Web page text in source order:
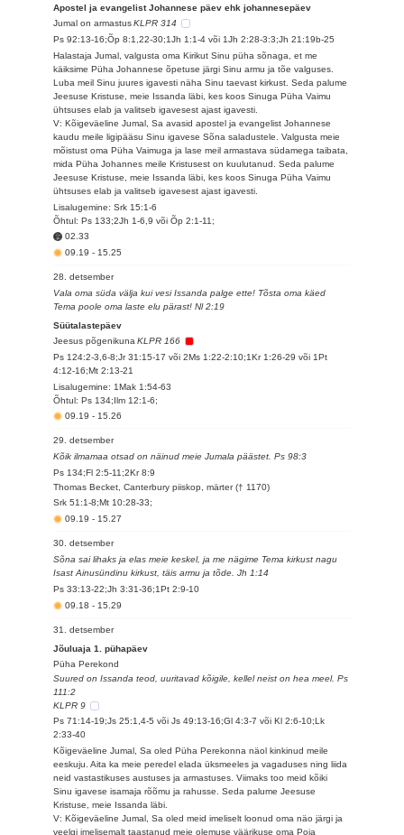
Apostel ja evangelist Johannese päev ehk johannesepäev
Jumal on armastus KLPR 314
Ps 92:13-16;Õp 8:1,22-30;1Jh 1:1-4 või 1Jh 2:28-3:3;Jh 21:19b-25
Halastaja Jumal, valgusta oma Kirikut Sinu püha sõnaga, et me
käiksime Püha Johannese õpetuse järgi Sinu armu ja tõe valguses.
Luba meil Sinu juures igavesti näha Sinu taevast kirkust. Seda palume
Jeesuse Kristuse, meie Issanda läbi, kes koos Sinuga Püha Vaimu
ühtsuses elab ja valitseb igavesest ajast igavesti.
V: Kõigeväeline Jumal, Sa avasid apostel ja evangelist Johannese
kaudu meile ligipääsu Sinu igavese Sõna saladustele. Valgusta meie
mõistust oma Püha Vaimuga ja lase meil armastava südamega taibata,
mida Püha Johannes meile Kristusest on kuulutanud. Seda palume
Jeesuse Kristuse, meie Issanda läbi, kes koos Sinuga Püha Vaimu
ühtsuses elab ja valitseb igavesest ajast igavesti.
Lisalugemine: Srk 15:1-6
Õhtul: Ps 133;2Jh 1-6,9 või Õp 2:1-11;
02.33
09.19- 15.25
28. detsember
Vala oma süda välja kui vesi Issanda palge ette! Tõsta oma käed
Tema poole oma laste elu pärast! Nl 2:19
Süütalastepäev
Jeesus põgenikuna KLPR 166
Ps 124:2-3,6-8;Jr 31:15-17 või 2Ms 1:22-2:10;1Kr 1:26-29 või 1Pt
4:12-16;Mt 2:13-21
Lisalugemine: 1Mak 1:54-63
Õhtul: Ps 134;Ilm 12:1-6;
09.19- 15.26
29. detsember
Kõik ilmamaa otsad on näinud meie Jumala päästet. Ps 98:3
Ps 134;Fl 2:5-11;2Kr 8:9
Thomas Becket, Canterbury piiskop, märter († 1170)
Srk 51:1-8;Mt 10:28-33;
09.19- 15.27
30. detsember
Sõna sai lihaks ja elas meie keskel, ja me nägime Tema kirkust nagu
Isast Ainusündinu kirkust, täis armu ja tõde. Jh 1:14
Ps 33:13-22;Jh 3:31-36;1Pt 2:9-10
09.18- 15.29
31. detsember
Jõuluaja 1. pühapäev
Püha Perekond
Suured on Issanda teod, uuritavad kõigile, kellel neist on hea meel. Ps
111:2
KLPR 9
Ps 71:14-19;Js 25:1,4-5 või Js 49:13-16;Gl 4:3-7 või Kl 2:6-10;Lk
2:33-40
Kõigeväeline Jumal, Sa oled Püha Perekonna näol kinkinud meile
eeskuju. Aita ka meie peredel elada üksmeeles ja vagaduses ning liida
neid vastastikuses austuses ja armastuses. Viimaks too meid kõiki
Sinu igavese isamaja rõõmu ja rahusse. Seda palume Jeesuse
Kristuse, meie Issanda läbi.
V: Kõigeväeline Jumal, Sa oled meid imeliselt loonud oma näo järgi ja
veelgi imelisemalt taastanud meie olemuse väärikuse oma Poja